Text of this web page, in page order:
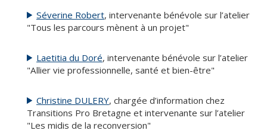
Séverine Robert, intervenante bénévole sur l’atelier
"Tous les parcours mènent à un projet"
Laetitia du Doré, intervenante bénévole sur l’atelier
"Allier vie professionnelle, santé et bien-être"
Christine DULERY, chargée d’information chez
Transitions Pro Bretagne et intervenante sur l’atelier
"Les midis de la reconversion"